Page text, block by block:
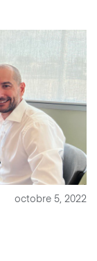
octobre 5, 2022